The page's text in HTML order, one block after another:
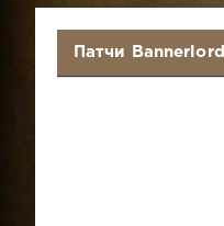
Патчи Bannerlord